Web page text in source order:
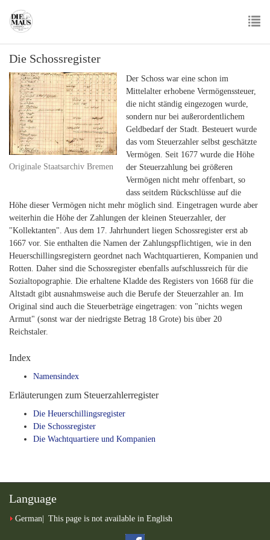
main
Die Schossregister
Originale Staatsarchiv Bremen
Der Schoss war eine schon im
Mittelalter erhobene Vermögenssteuer,
die nicht ständig eingezogen wurde,
sondern nur bei außerordentlichem
Geldbedarf der Stadt. Besteuert wurde
das vom Steuerzahler selbst geschätzte
Vermögen. Seit 1677 wurde die Höhe
der Steuerzahlung bei größeren
Vermögen nicht mehr offenbart, so
dass seitdem Rückschlüsse auf die
Höhe dieser Vermögen nicht mehr möglich sind. Eingetragen wurde aber
weiterhin die Höhe der Zahlungen der kleinen Steuerzahler, der
"Kollektanten". Aus dem 17. Jahrhundert liegen Schossregister erst ab
1667 vor. Sie enthalten die Namen der Zahlungspflichtigen, wie in den
Heuerschillingsregistern geordnet nach Wachtquartieren, Kompanien und
Rotten. Daher sind die Schossregister ebenfalls aufschlussreich für die
Sozialtopographie. Die erhaltene Kladde des Registers von 1668 für die
Altstadt gibt ausnahmsweise auch die Berufe der Steuerzahler an. Im
Original sind auch die Steuerbeträge eingetragen: von "nichts wegen
Armut" (sonst war der niedrigste Betrag 18 Grote) bis über 20
Reichstaler.
Index
Namensindex
Erläuterungen zum Steuerzahlerregister
Die Heuerschillingsregister
Die Schossregister
Die Wachtquartiere und Kompanien
Language
German This page is not available in English